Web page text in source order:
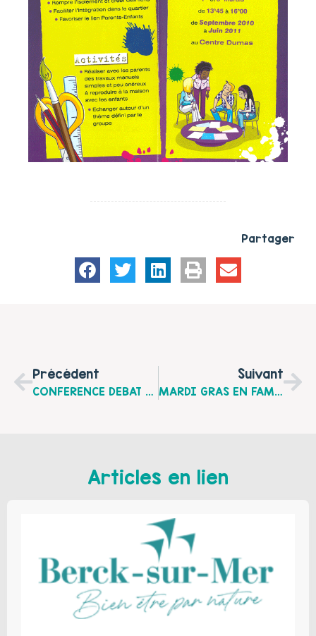
Partager
Précédent
CONFERENCE DEBAT "Droit De L’enfant, Droit À La Culture Pour Chaque Enfant", Le Vendredi 19 Novembre 2010 À Méricourt
Suivant
MARDI GRAS EN FAMILLE, Le Mardi 08 Mars 2011 À Liévin
Articles en lien